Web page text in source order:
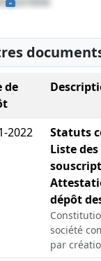
de
2022
Statuts
Liste des
dépôt
société
par